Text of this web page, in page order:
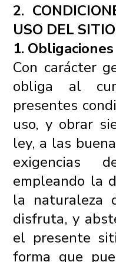
2.
USO DEL
1.
Con carácter
obliga al
presentes
uso, y obrar
ley, a las
exigencias
empleando la
la naturaleza
disfruta, y
el presente
forma que